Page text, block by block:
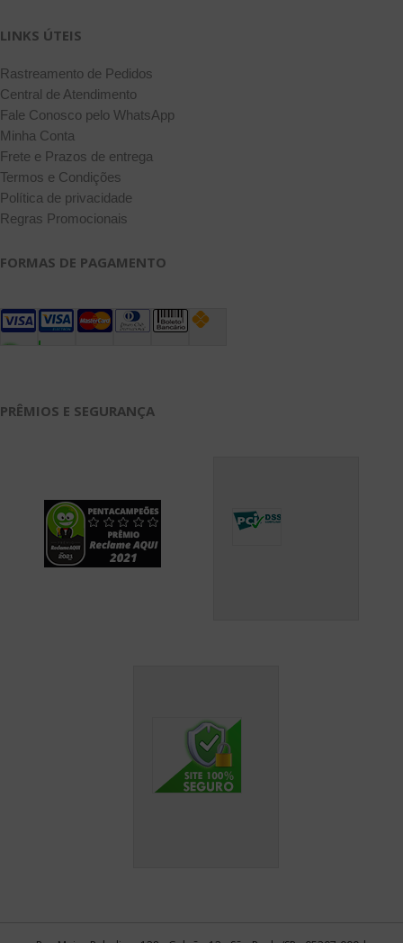
LINKS ÚTEIS
Rastreamento de Pedidos
Central de Atendimento
Fale Conosco pelo WhatsApp
Minha Conta
Frete e Prazos de entrega
Termos e Condições
Política de privacidade
Regras Promocionais
FORMAS DE PAGAMENTO
PRÊMIOS E SEGURANÇA